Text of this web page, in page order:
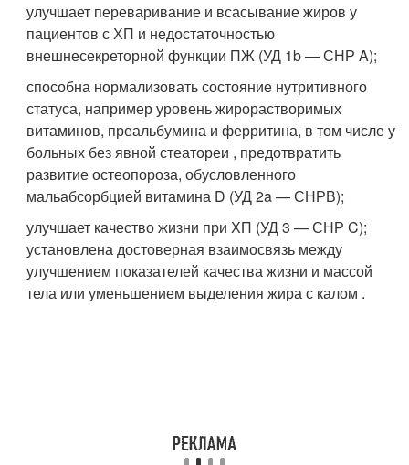
улучшает переваривание и всасывание жиров у
пациентов с ХП и недостаточностью
внешнесекреторной функции ПЖ (УД 1b — СНР A);
способна нормализовать состояние нутритивного
статуса, например уровень жирорастворимых
витаминов, преальбумина и ферритина, в том числе у
больных без явной стеатореи , предотвратить
развитие остеопороза, обусловленного
мальабсорбцией витамина D (УД 2a — СНРВ);
улучшает качество жизни при ХП (УД 3 — СНР C);
установлена достоверная взаимосвязь между
улучшением показателей качества жизни и массой
тела или уменьшением выделения жира с калом .